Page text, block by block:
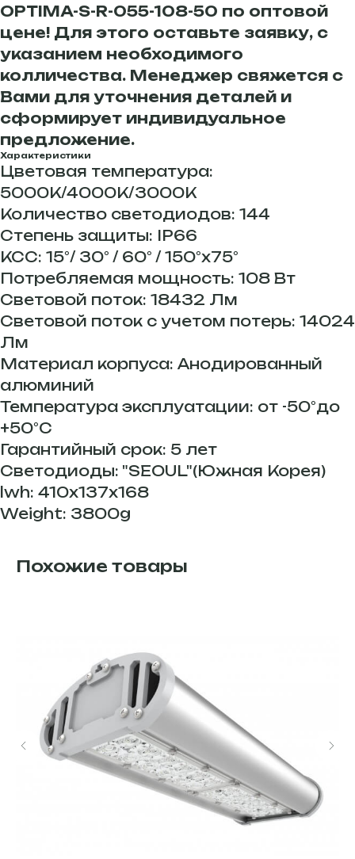
OPTIMA-S-R-055-108-50 по оптовой
цене! Для этого оставьте заявку, с
указанием необходимого
колличества. Менеджер свяжется с
Вами для уточнения деталей и
сформирует индивидуальное
предложение.
Характеристики
Цветовая температура:
5000К/4000К/3000К
Количество светодиодов: 144
Степень защиты: IP66
КСС: 15°/ 30° / 60° / 150°х75°
Потребляемая мощность: 108 Вт
Световой поток: 18432 Лм
Световой поток с учетом потерь: 14024
Лм
Материал корпуса: Анодированный
алюминий
Температура эксплуатации: от -50°до
+50°С
Гарантийный срок: 5 лет
Светодиоды: "SEOUL"(Южная Корея)
lwh: 410x137x168
Weight: 3800g
Похожие товары